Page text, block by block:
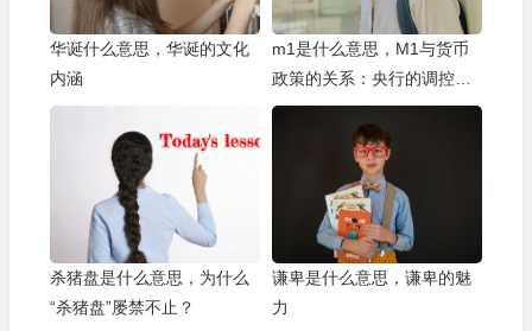
华诞什么意思，华诞的文化
内涵
m1是什么意思，M1与货币
政策的关系：央行的调控手
段
杀猪盘是什么意思，为什么
“杀猪盘”屡禁不止？
谦卑是什么意思，谦卑的魅
力